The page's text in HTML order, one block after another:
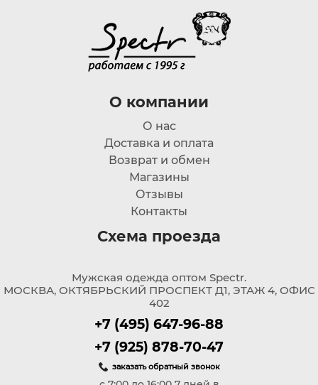
О компании
О нас
Доставка и оплата
Возврат и обмен
Магазины
Отзывы
Контакты
Схема проезда
Мужская одежда оптом Spectr.
МОСКВА, ОКТЯБРЬСКИЙ ПРОСПЕКТ Д1, ЭТАЖ 4, ОФИС
402
+7 (495) 647-96-88
+7 (925) 878-70-47
заказать обратный звонок